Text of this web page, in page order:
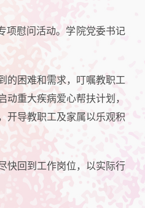
项慰问活动。学院党委书记
的困难和需求，叮嘱教职工
重大疾病爱心帮扶计划，
开导教职工及家属以乐观积
快回到工作岗位，以实际行